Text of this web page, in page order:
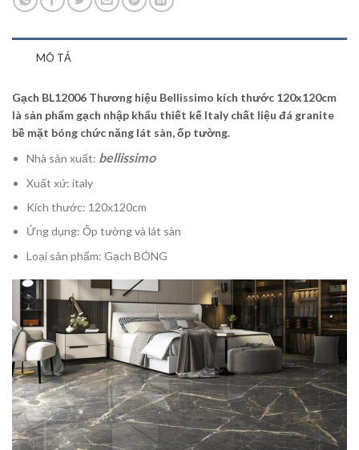
MÔ TẢ
Gạch BL12006 Thương hiệu Bellissimo kích thước 120x120cm
là sản phẩm gạch nhập khẩu thiết kế Italy chất liệu đá granite
bề mặt bóng chức năng lát sàn, ốp tường.
Nhà sản xuất: bellissimo
Xuất xứ: italy
Kích thước: 120x120cm
Ứng dụng: Ốp tường và lát sàn
Loại sản phẩm: Gạch BÓNG